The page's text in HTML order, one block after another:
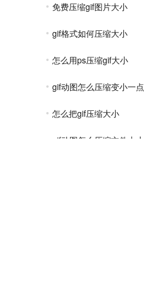
免费压缩gif图片大小
gif格式如何压缩大小
怎么用ps压缩gif大小
gif动图怎么压缩变小一点
怎么把gif压缩大小
gif动图怎么压缩文件大小